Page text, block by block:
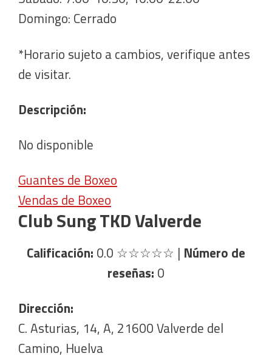
Domingo: Cerrado
*Horario sujeto a cambios, verifique antes
de visitar.
Descripción:
No disponible
Guantes de Boxeo
Vendas de Boxeo
Club Sung TKD Valverde
Calificación: 0.0 ☆☆☆☆☆ | Número de
reseñas: 0
Dirección:
C. Asturias, 14, A, 21600 Valverde del
Camino, Huelva